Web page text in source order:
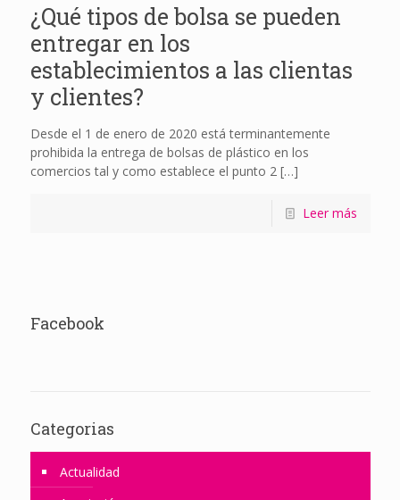
¿Qué tipos de bolsa se pueden
entregar en los
establecimientos a las clientas
y clientes?
Desde el 1 de enero de 2020 está terminantemente
prohibida la entrega de bolsas de plástico en los
comercios tal y como establece el punto 2 […]
Leer más
Facebook
Categorias
Actualidad